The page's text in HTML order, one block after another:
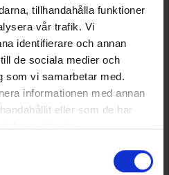
tillhandahålla funktioner
vår trafik. Vi
identifierare och annan
de sociala medier och
som vi samarbetar med.
informationen med annan
eller som de har
deras tjänster.
2L Muurikka Bratpfanne 48 cm Mit Beinen
Muurikka
6800
74,90 €